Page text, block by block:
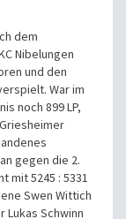
dem
Nibelungen
und den
War im
noch 899 LP,
gegen die 2.
mit 5245 : 5331
Swen Wittich
Lukas Schwinn